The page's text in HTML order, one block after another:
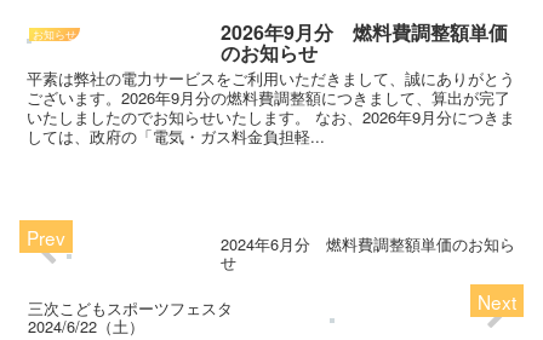
お知らせ 2026年9月分 燃料費調整額単価
のお知らせ
平素は弊社の電力サービスをご利用いただきまして、誠にありがとう
ございます。2026年9月分の燃料費調整額につきまして、算出が完了
いたしましたのでお知らせいたします。 なお、2026年9月分につきま
しては、政府の「電気・ガス料金負担軽...
2024年6月分 燃料費調整額単価のお知ら
せ
三次こどもスポーツフェスタ
2024/6/22（土）